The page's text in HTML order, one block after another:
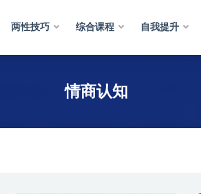
两性技巧 综合课程 自我提升
情商认知